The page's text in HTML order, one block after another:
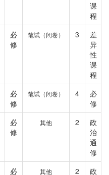
课
程
必
修
笔试（闭卷） 3
差
异
性
课
程
必
修
笔试（闭卷） 4
必
修
必
修
其他 2
政
治
通
修
必
其他 2
政